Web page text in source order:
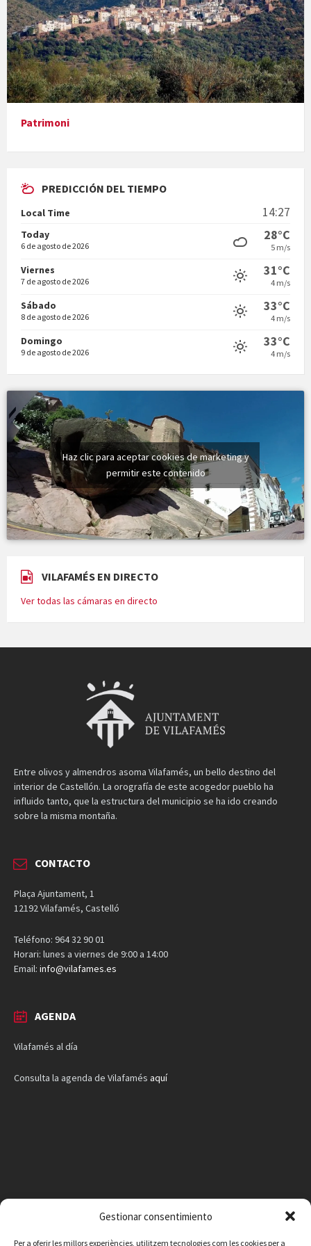
Gestionar consentimiento
Per a oferir les millors experiències, utilitzem tecnologies com les cookies per a
Diumenge de ressurecció
Minicims
Patrimoni
PREDICCIÓN DEL TIEMPO
Local Time 14:27
Today
6 de agosto de 2026
28°C
5 m/s
Viernes
7 de agosto de 2026
31°C
4 m/s
Sábado
8 de agosto de 2026
33°C
4 m/s
Domingo
9 de agosto de 2026
33°C
4 m/s
Haz clic para aceptar cookies de marketing y
permitir este contenido
VILAFAMÉS EN DIRECTO
Ver todas las cámaras en directo
Entre olivos y almendros asoma Vilafamés, un bello destino del
interior de Castellón. La orografía de este acogedor pueblo ha
influido tanto, que la estructura del municipio se ha ido creando
sobre la misma montaña.
CONTACTO
Plaça Ajuntament, 1
12192 Vilafamés, Castelló
Teléfono: 964 32 90 01
Horari: lunes a viernes de 9:00 a 14:00
Email: info@vilafames.es
AGENDA
Vilafamés al día
Consulta la agenda de Vilafamés aquí